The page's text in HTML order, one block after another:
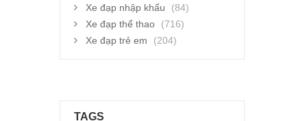
Xe đạp nhập khẩu
(84)
Xe đạp thể thao
(716)
Xe đạp trẻ em
(204)
TAGS